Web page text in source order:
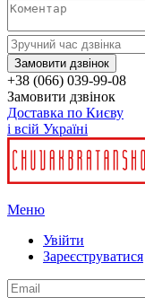
+38 (066) 039-99-08
Замовити дзвінок
Доставка по Києву
і всій Україні
Меню
Увійти
Зареєструватися